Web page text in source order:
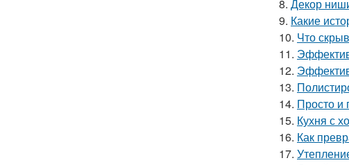
8. Декор
9. Какие
10. Что
11.
12.
13.
14. Просто и
15. Кухня с
16. Как
17.